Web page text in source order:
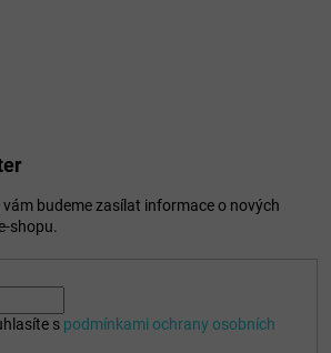
budeme zasílat informace o nových
shopu.
s podmínkami ochrany osobních